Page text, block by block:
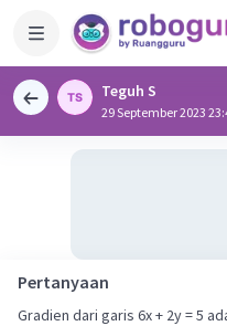
Teguh S
29 September 2023
Pertanyaan
Gradien dari garis 6x + 2y = 5